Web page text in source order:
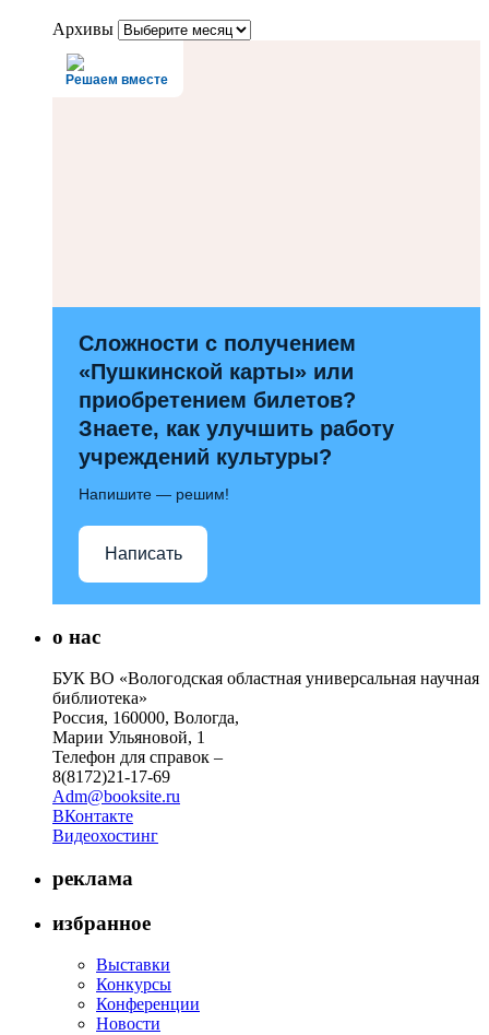
Архивы
Решаем вместе
Сложности с получением
«Пушкинской карты» или
приобретением билетов?
Знаете, как улучшить работу
учреждений культуры?
Напишите — решим!
Написать
о нас
БУК ВО «Вологодская областная универсальная научная
библиотека»
Россия, 160000, Вологда,
Марии Ульяновой, 1
Телефон для справок –
8(8172)21-17-69
Adm@booksite.ru
ВКонтакте
Видеохостинг
реклама
избранное
Выставки
Конкурсы
Конференции
Новости